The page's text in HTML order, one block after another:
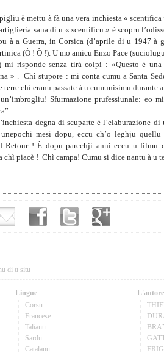
è mettu à fà una vera inchiesta «
sana di u « scentificu » è scopru
à a Guerra, in Corsica (d’aprile di u 1947 à
(Ò ! Ò !). U mo amicu Enzo Pace
mi risponde senza tirà colpi : «Questo è una
» . Chì stupore : mi conta cumu a Santa
terre chì eranu passate à u cumunisimu durante
Sfurmazione prufessiunale: eo
.
degna di scuparte è l’elaburazione di
mesi dopu, eccu ch’o leghju quellu
Retour ! È dopu parechji anni eccu u filmu
piacè ! Chì campa! Cumu si dice nantu à u
di u situ
Lingue
Corsu
Francese
Talianu
Sardu
Catalanu
L'autore